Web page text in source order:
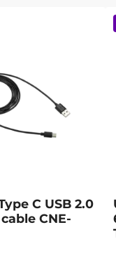
C USB 2.0
CNE-